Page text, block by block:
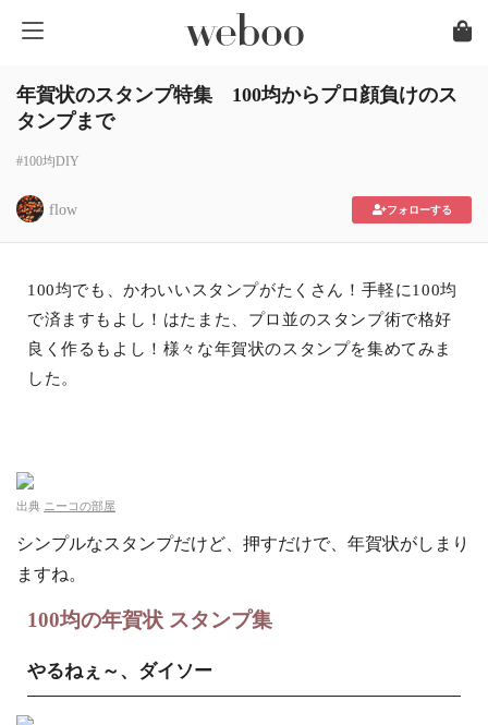
年賀状のスタンプ特集 100均からプロ顔負けのス
タンプまで
#100均DIY
flow フォローする
100均でも、かわいいスタンプがたくさん！手軽に100均
で済ますもよし！はたまた、プロ並のスタンプ術で格好
良く作るもよし！様々な年賀状のスタンプを集めてみま
した。
出典 ニーコの部屋
シンプルなスタンプだけど、押すだけで、年賀状がしまり
ますね。
100均の年賀状 スタンプ集
やるねぇ～、ダイソー